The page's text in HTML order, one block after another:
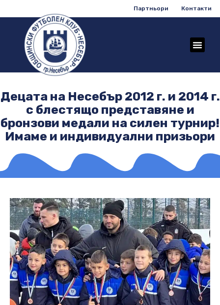
Партньори Контакти
Децата на Несебър 2012 г. и 2014 г.
с блестящо представяне и
бронзови медали на силен турнир!
Имаме и индивидуални призьори